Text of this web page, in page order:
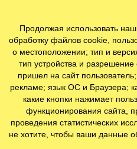
Финский выбор 2020
Продолжая использовать
обработку файлов cookie,
о местоположении; тип и
тип устройства и разрешение
пришел на сайт
рекламе; язык ОС и Браузера;
какие кнопки нажимает
функционирования сайта,
проведения статистических
не хотите, чтобы ваши данные